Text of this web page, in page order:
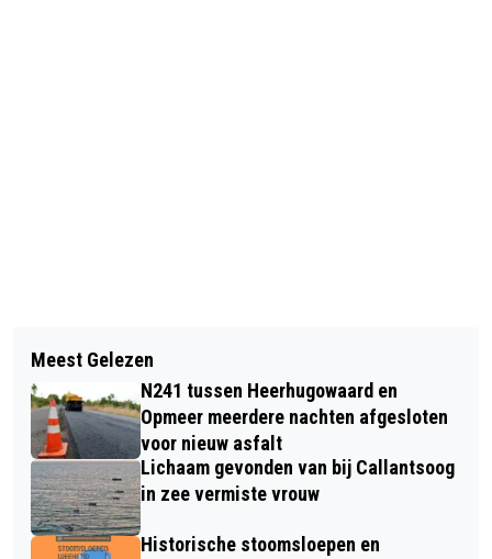
MEXICAANSE LINKSBACK CHÁVEZ
TEKENT VOOR VIJF JAAR BIJ AZ
POLITIE VINDT GROTE HOEVEELHEID
DRUGS, GOUD EN CONTANT GELD IN
WONING ALKMAAR
Meest Gelezen
N241 tussen Heerhugowaard en
Opmeer meerdere nachten afgesloten
voor nieuw asfalt
Lichaam gevonden van bij Callantsoog
in zee vermiste vrouw
Historische stoomsloepen en